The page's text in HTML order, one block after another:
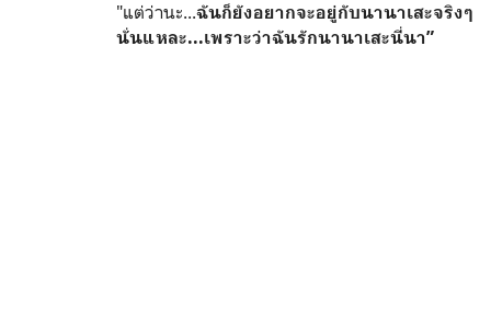
"แต่ว่านะ...ฉันก็ยังอยากจะอยู่กับนานาเสะจริงๆ
นั่นแหละ...เพราะว่าฉันรักนานาเสะนี่นา”